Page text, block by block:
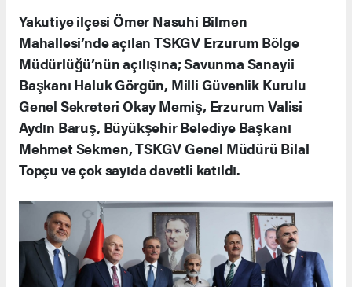
Yakutiye ilçesi Ömer Nasuhi Bilmen
Mahallesi’nde açılan TSKGV Erzurum Bölge
Müdürlüğü’nün açılışına; Savunma Sanayii
Başkanı Haluk Görgün, Milli Güvenlik Kurulu
Genel Sekreteri Okay Memiş, Erzurum Valisi
Aydın Baruş, Büyükşehir Belediye Başkanı
Mehmet Sekmen, TSKGV Genel Müdürü Bilal
Topçu ve çok sayıda davetli katıldı.